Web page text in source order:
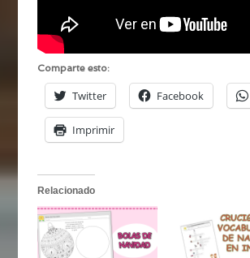
Comparte esto:
Twitter Facebook
Imprimir
Relacionado